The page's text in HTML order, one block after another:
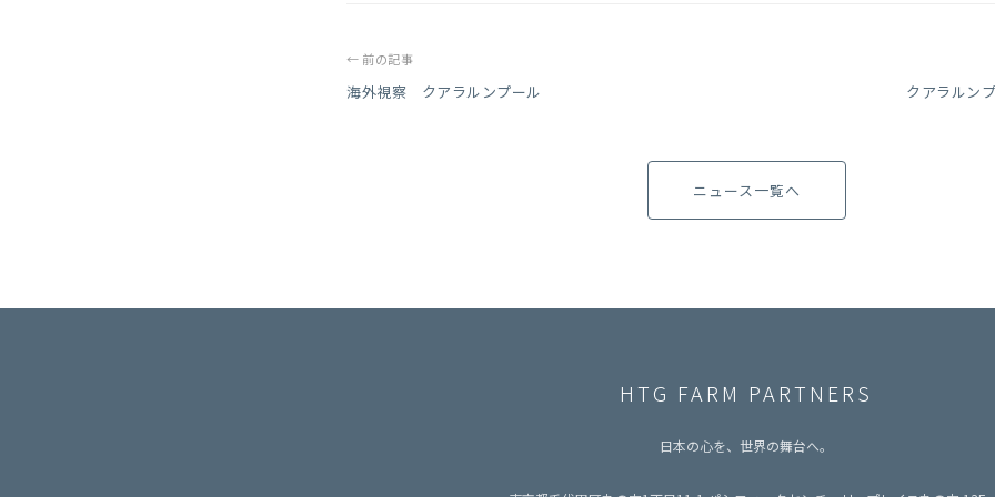
← 前の記事
海外視察 クアラルンプール クアラルン
ニュース一覧へ
HTG FARM PARTNERS
日本の心を、世界の舞台へ。